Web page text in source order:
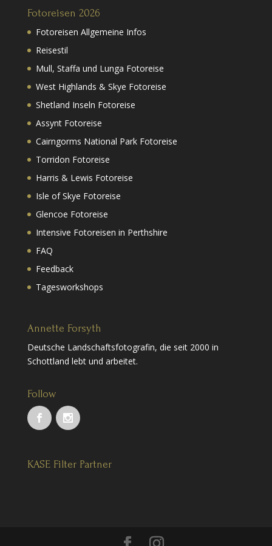
Fotoreisen 2026
Fotoreisen Allgemeine Infos
Reisestil
Mull, Staffa und Lunga Fotoreise
West Highlands & Skye Fotoreise
Shetland Inseln Fotoreise
Assynt Fotoreise
Cairngorms National Park Fotoreise
Torridon Fotoreise
Harris & Lewis Fotoreise
Isle of Skye Fotoreise
Glencoe Fotoreise
Intensive Fotoreisen in Perthshire
FAQ
Feedback
Tagesworkshops
Annette Forsyth
Deutsche Landschaftsfotografin, die seit 2000 in
Schottland lebt und arbeitet.
Follow
KASE Filter Partner